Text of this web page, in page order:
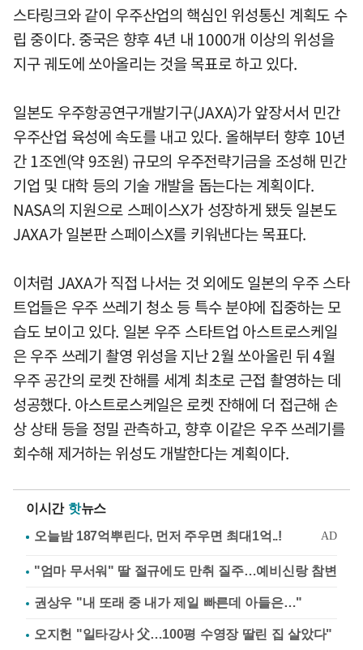
스타링크와 같이 우주산업의 핵심인 위성통신 계획도 수
립 중이다. 중국은 향후 4년 내 1000개 이상의 위성을
지구 궤도에 쏘아올리는 것을 목표로 하고 있다.
일본도 우주항공연구개발기구(JAXA)가 앞장서서 민간
우주산업 육성에 속도를 내고 있다. 올해부터 향후 10년
간 1조엔(약 9조원) 규모의 우주전략기금을 조성해 민간
기업 및 대학 등의 기술 개발을 돕는다는 계획이다.
NASA의 지원으로 스페이스X가 성장하게 됐듯 일본도
JAXA가 일본판 스페이스X를 키워낸다는 목표다.
이처럼 JAXA가 직접 나서는 것 외에도 일본의 우주 스타
트업들은 우주 쓰레기 청소 등 특수 분야에 집중하는 모
습도 보이고 있다. 일본 우주 스타트업 아스트로스케일
은 우주 쓰레기 촬영 위성을 지난 2월 쏘아올린 뒤 4월
우주 공간의 로켓 잔해를 세계 최초로 근접 촬영하는 데
성공했다. 아스트로스케일은 로켓 잔해에 더 접근해 손
상 상태 등을 정밀 관측하고, 향후 이같은 우주 쓰레기를
회수해 제거하는 위성도 개발한다는 계획이다.
이시간 핫뉴스
"엄마 무서워" 딸 절규에도 만취 질주…예비신랑 참변
권상우 "내 또래 중 내가 제일 빠른데 아들은…"
오지헌 "일타강사 父…100평 수영장 딸린 집 살았다"